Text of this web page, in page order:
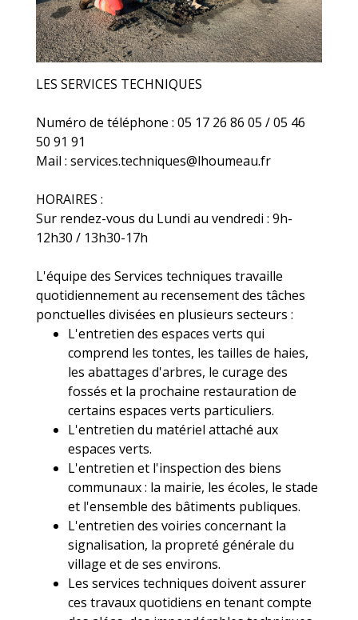
LES SERVICES TECHNIQUES
Numéro de téléphone : 05 17 26 86 05 / 05 46
50 91 91
Mail : services.techniques@lhoumeau.fr
HORAIRES :
Sur rendez-vous du Lundi au vendredi : 9h-
12h30 / 13h30-17h
L'équipe des Services techniques travaille
quotidiennement au recensement des tâches
ponctuelles divisées en plusieurs secteurs :
L'entretien des espaces verts qui
comprend les tontes, les tailles de haies,
les abattages d'arbres, le curage des
fossés et la prochaine restauration de
certains espaces verts particuliers.
L'entretien du matériel attaché aux
espaces verts.
L'entretien et l'inspection des biens
communaux : la mairie, les écoles, le stade
et l'ensemble des bâtiments publiques.
L'entretien des voiries concernant la
signalisation, la propreté générale du
village et de ses environs.
Les services techniques doivent assurer
ces travaux quotidiens en tenant compte